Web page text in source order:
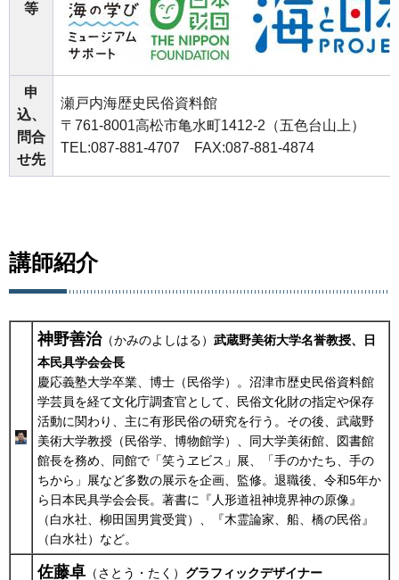
等
申
込、
問合
せ先
瀬戸内海歴史民俗資料館
〒761-8001高松市亀水町1412-2（五色台山上）
TEL:087-881-4707
FAX:087-881-4874
講師紹介
神野善治（かみのよしはる） 武蔵野美術大学名誉教授、日
本民具学会会長
慶応義塾大学卒業、博士（民俗学）。沼津市歴史民俗資料館
学芸員を経て文化庁調査官として、民俗文化財の指定や保存
活動に関わり、主に有形民俗の研究を行う。その後、武蔵野
美術大学教授（民俗学、博物館学）、同大学美術館、図書館
館長を務め、同館で「笑うヱビス」展、「手のかたち、手の
ちから」展など多数の展示を企画、監修。退職後、令和5年か
ら日本民具学会会長。著書に『人形道祖神境界神の原像』
（白水社、柳田国男賞受賞）、『木霊論家、船、橋の民俗』
（白水社）など。
佐藤卓 （さとう・たく） グラフィックデザイナー